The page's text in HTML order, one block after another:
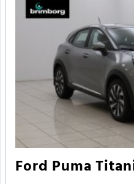
Ford Puma